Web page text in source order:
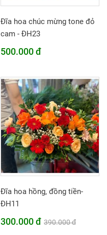
Đĩa hoa chúc mừng tone đỏ
cam - ĐH23
500.000 đ
Đĩa hoa hồng, đồng tiền-
ĐH11
300.000 đ 390.000 đ